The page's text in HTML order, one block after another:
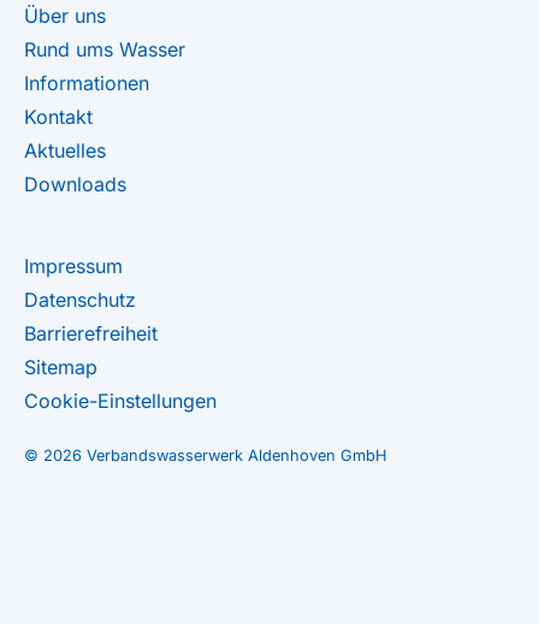
Über uns
Rund ums Wasser
Informationen
Kontakt
Aktuelles
Downloads
Impressum
Datenschutz
Barrierefreiheit
Sitemap
Cookie-Einstellungen
© 2026 Verbandswasserwerk Aldenhoven GmbH